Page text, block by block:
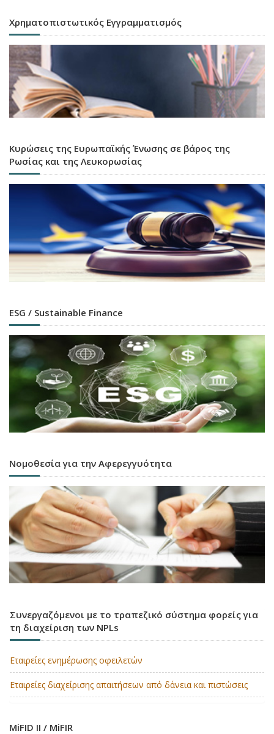
Χρηματοπιστωτικός Εγγραμματισμός
Κυρώσεις της Ευρωπαϊκής Ένωσης σε βάρος της
Ρωσίας και της Λευκορωσίας
ESG / Sustainable Finance
Νομοθεσία για την Αφερεγγυότητα
Συνεργαζόμενοι με το τραπεζικό σύστημα φορείς για
τη διαχείριση των NPLs
Εταιρείες ενημέρωσης οφειλετών
Εταιρείες διαχείρισης απαιτήσεων από δάνεια και πιστώσεις
MiFID II / MiFIR